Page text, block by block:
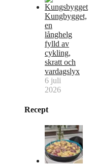
Kungbygget,
en
långhelg
fylld av
cykling,
skratt och
vardagslyx
6 juli
2026
Recept